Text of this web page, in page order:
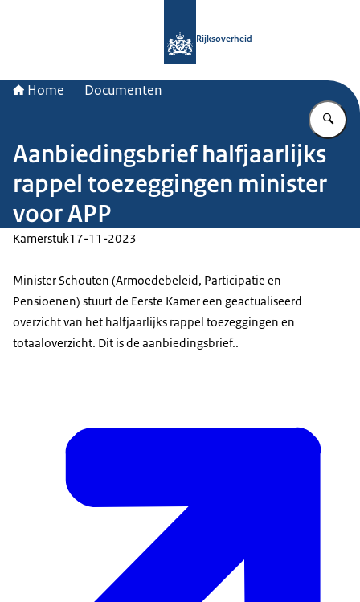
Rijksoverheid
Home Documenten
Aanbiedingsbrief halfjaarlijks
rappel toezeggingen minister
voor APP
Kamerstuk17-11-2023
Minister Schouten (Armoedebeleid, Participatie en
Pensioenen) stuurt de Eerste Kamer een geactualiseerd
overzicht van het halfjaarlijks rappel toezeggingen en
totaaloverzicht. Dit is de aanbiedingsbrief..